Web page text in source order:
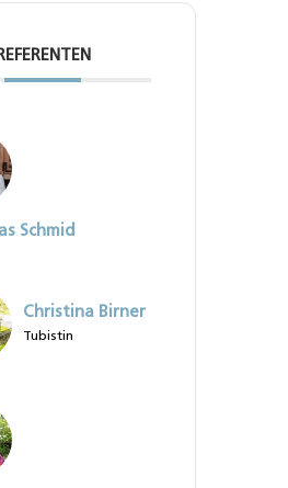
REFERENTEN
Schmid
Christina Birner
Tubistin